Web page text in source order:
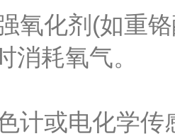
化剂(如重铬
消耗氧气。
或电化学传